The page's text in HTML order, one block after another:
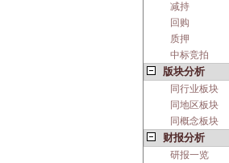
减持
回购
质押
中标竞拍
版块分析
同行业板块
同地区板块
同概念板块
财报分析
研报一览